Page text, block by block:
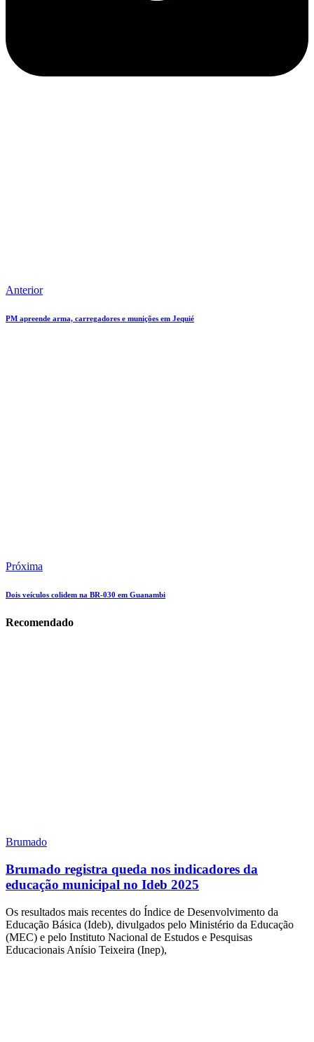
Anterior
PM apreende arma, carregadores e munições em Jequié
Próxima
Dois veículos colidem na BR-030 em Guanambi
Recomendado
Brumado
Brumado registra queda nos indicadores da
educação municipal no Ideb 2025
Os resultados mais recentes do Índice de Desenvolvimento da
Educação Básica (Ideb), divulgados pelo Ministério da Educação
(MEC) e pelo Instituto Nacional de Estudos e Pesquisas
Educacionais Anísio Teixeira (Inep),